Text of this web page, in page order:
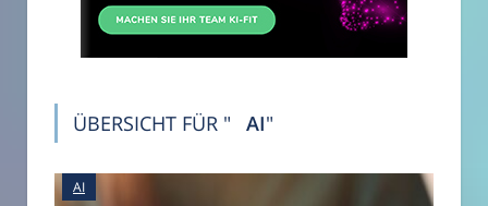
ÜBERSICHT FÜR " AI"
AI